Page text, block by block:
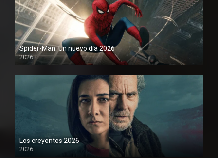
Spider-Man: Un nuevo día 2026
2026
1080P
Los creyentes 2026
2026
1080P